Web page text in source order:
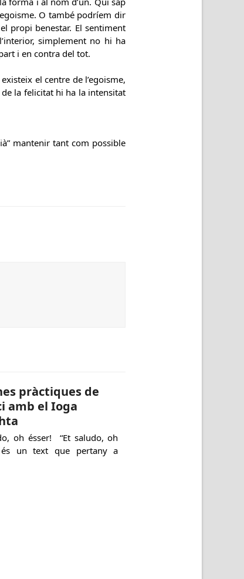
O també podríem dir
propi benestar. El sentiment
simplement no hi ha
i en contra del tot.
el centre de l’egoisme,
la felicitat hi ha la intensitat
mantenir tant com possible
pràctiques de
amb el Ioga
oh ésser! “Et saludo, oh
és un text que pertany a